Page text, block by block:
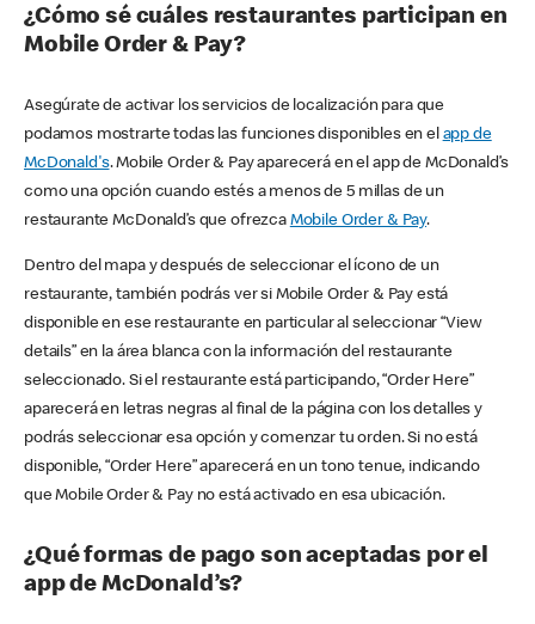
¿Cómo sé cuáles restaurantes participan en
Mobile Order & Pay?
Asegúrate de activar los servicios de localización para que
podamos mostrarte todas las funciones disponibles en el app de
McDonald's. Mobile Order & Pay aparecerá en el app de McDonald’s
como una opción cuando estés a menos de 5 millas de un
restaurante McDonald’s que ofrezca Mobile Order & Pay.
Dentro del mapa y después de seleccionar el ícono de un
restaurante, también podrás ver si Mobile Order & Pay está
disponible en ese restaurante en particular al seleccionar “View
details” en la área blanca con la información del restaurante
seleccionado. Si el restaurante está participando, “Order Here”
aparecerá en letras negras al final de la página con los detalles y
podrás seleccionar esa opción y comenzar tu orden. Si no está
disponible, “Order Here” aparecerá en un tono tenue, indicando
que Mobile Order & Pay no está activado en esa ubicación.
¿Qué formas de pago son aceptadas por el
app de McDonald’s?